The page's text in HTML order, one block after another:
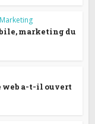
marketing du
web a-t-il ouvert